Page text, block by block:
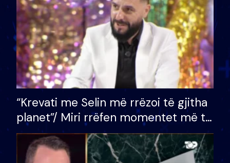
“Krevati me Selin më rrëzoi të gjitha
planet”/ Miri rrëfen momentet më të
bukura në shtëpinë e BB VIP: Do më
mungojë zilja e mëngjesit kur…